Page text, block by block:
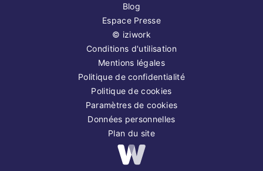
Blog
Espace Presse
© iziwork
Conditions d'utilisation
Mentions légales
Politique de confidentialité
Politique de cookies
Paramètres de cookies
Données personnelles
Plan du site